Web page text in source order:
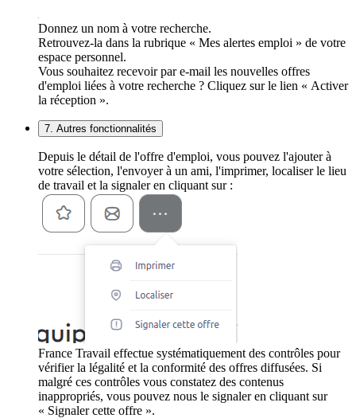
Donnez un nom à votre recherche.
Retrouvez-la dans la rubrique « Mes alertes emploi » de votre
espace personnel.
Vous souhaitez recevoir par e-mail les nouvelles offres
d'emploi liées à votre recherche ? Cliquez sur le lien « Activer
la réception ».
7. Autres fonctionnalités
Depuis le détail de l'offre d'emploi, vous pouvez l'ajouter à
votre sélection, l'envoyer à un ami, l'imprimer, localiser le lieu
de travail et la signaler en cliquant sur :
France Travail effectue systématiquement des contrôles pour
vérifier la légalité et la conformité des offres diffusées. Si
malgré ces contrôles vous constatez des contenus
inappropriés, vous pouvez nous le signaler en cliquant sur
« Signaler cette offre ».